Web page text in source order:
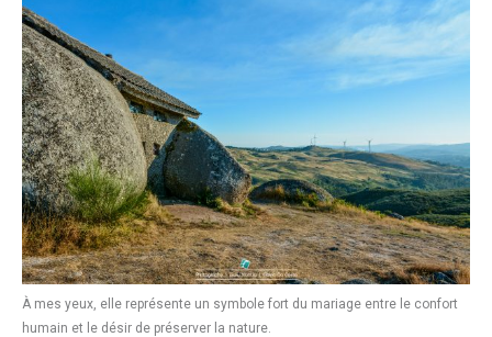
À mes yeux, elle représente un symbole fort du mariage entre le confort
humain et le désir de préserver la nature.